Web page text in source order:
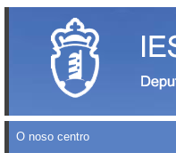
O noso centro